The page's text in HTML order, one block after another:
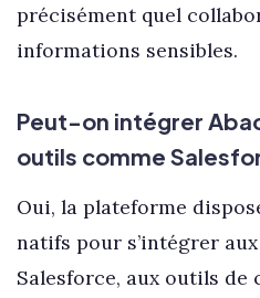
précisément quel
informations sensibles.
Peut-on intégrer
outils comme
Oui, la plateforme
natifs pour s’intégrer aux
Salesforce, aux outils